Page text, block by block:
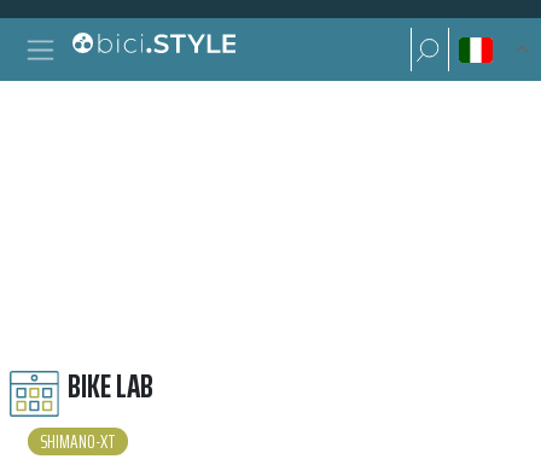
Vai al contenuto
Navigazione principale
Ricerca per:
Ricerca per:
BIKE LAB
SHIMANO-XT